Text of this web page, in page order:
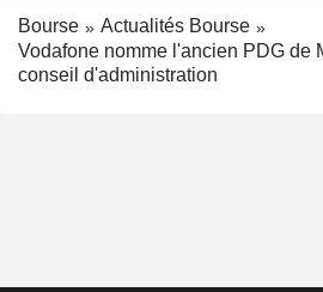
Bourse
Actualités Bourse
Vodafone nomme l'ancien PDG de
conseil d'administration